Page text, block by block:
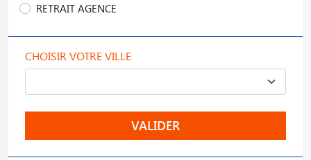
RETRAIT AGENCE
CHOISIR VOTRE VILLE
VALIDER